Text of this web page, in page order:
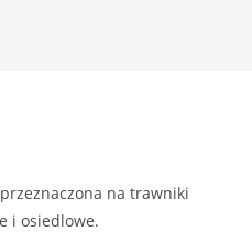
na trawniki
i osiedlowe.